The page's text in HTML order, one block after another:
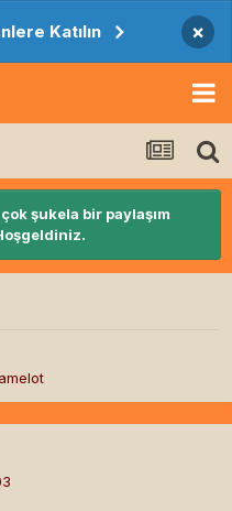
Katılın ×
şukela bir paylaşım